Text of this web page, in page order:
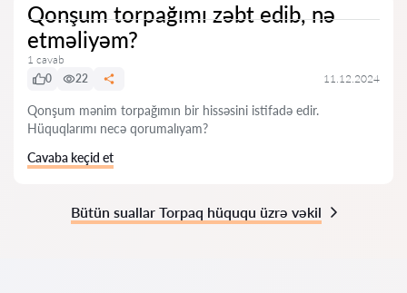
Qonşum torpağımı zəbt edib, nə
etməliyəm?
1 cavab
0
22 11.12.2024
Qonşum mənim torpağımın bir hissəsini istifadə edir.
Hüquqlarımı necə qorumalıyam?
Cavaba keçid et
Bütün suallar Torpaq hüququ üzrə vəkil